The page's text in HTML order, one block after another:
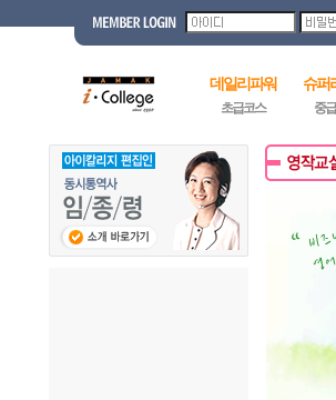
데일리파워
초급코스
슈퍼
중